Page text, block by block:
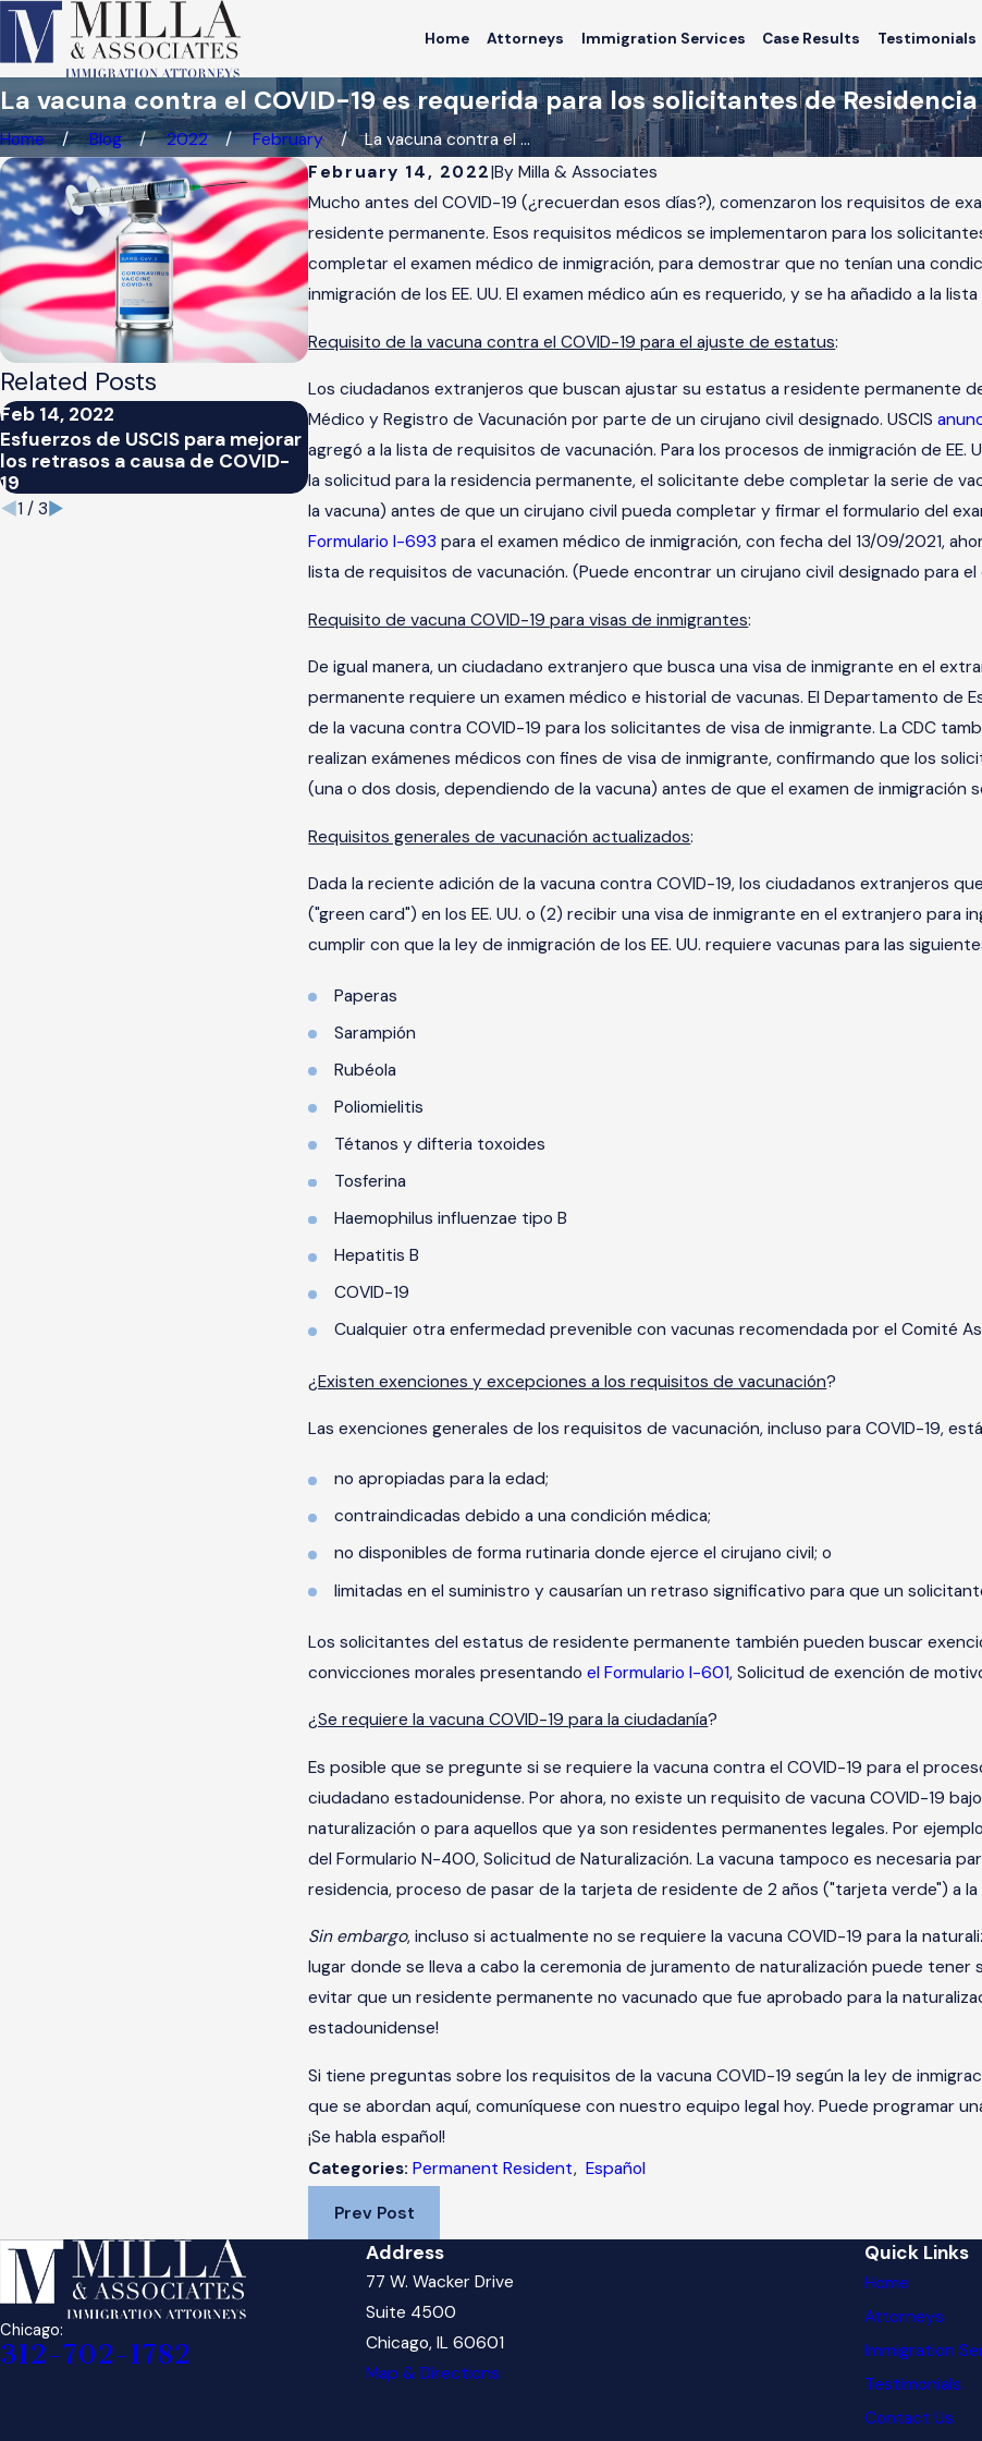
Home Attorneys Immigration Services Case Results Testimonials
La vacuna contra el COVID-19 es requerida para los solicitantes de
Home Blog 2022 February
La vacuna contra el ...
February 14, 2022|By Milla & Associates
Mucho antes del COVID-19 (¿recuerdan esos días?), comenzaron los requisitos de
residente permanente. Esos requisitos médicos se implementaron para los
completar el examen médico de inmigración, para demostrar que no tenían una
inmigración de los EE. UU. El examen médico aún es requerido, y se ha añadido a la
Requisito de la vacuna contra el COVID-19 para el ajuste de estatus:
Los ciudadanos extranjeros que buscan ajustar su estatus a residente permanente
Médico y Registro de Vacunación por parte de un cirujano civil designado. USCIS
agregó a la lista de requisitos de vacunación. Para los procesos de inmigración de
la solicitud para la residencia permanente, el solicitante debe completar la serie de
la vacuna) antes de que un cirujano civil pueda completar y firmar el formulario del
Formulario I-693 para el examen médico de inmigración, con fecha del 13/09/2021,
lista de requisitos de vacunación. (Puede encontrar un cirujano civil designado para
Requisito de vacuna COVID-19 para visas de inmigrantes:
De igual manera, un ciudadano extranjero que busca una visa de inmigrante en el
permanente requiere un examen médico e historial de vacunas. El Departamento de
de la vacuna contra COVID-19 para los solicitantes de visa de inmigrante. La CDC
realizan exámenes médicos con fines de visa de inmigrante, confirmando que los
(una o dos dosis, dependiendo de la vacuna) antes de que el examen de inmigración
Requisitos generales de vacunación actualizados:
Dada la reciente adición de la vacuna contra COVID-19, los ciudadanos extranjeros
("green card") en los EE. UU. o (2) recibir una visa de inmigrante en el extranjero para
cumplir con que la ley de inmigración de los EE. UU. requiere vacunas para las
Paperas
Sarampión
Rubéola
Poliomielitis
Tétanos y difteria toxoides
Tosferina
Haemophilus influenzae tipo B
Hepatitis B
COVID-19
Cualquier otra enfermedad prevenible con vacunas recomendada por el Comité
¿Existen exenciones y excepciones a los requisitos de vacunación?
Las exenciones generales de los requisitos de vacunación, incluso para COVID-19,
no apropiadas para la edad;
contraindicadas debido a una condición médica;
no disponibles de forma rutinaria donde ejerce el cirujano civil; o
limitadas en el suministro y causarían un retraso significativo para que un
Los solicitantes del estatus de residente permanente también pueden buscar
convicciones morales presentandoel Formulario I-601, Solicitud de exención de
¿Se requiere la vacuna COVID-19 para la ciudadanía?
Es posible que se pregunte si se requiere la vacuna contra el COVID-19 para el
ciudadano estadounidense. Por ahora, no existe un requisito de vacuna COVID-19
naturalización o para aquellos que ya son residentes permanentes legales. Por
del Formulario N-400, Solicitud de Naturalización. La vacuna tampoco es necesaria
residencia, proceso de pasar de la tarjeta de residente de 2 años ("tarjeta verde") a
Sin embargo, incluso si actualmente no se requiere la vacuna COVID-19 para la
lugar donde se lleva a cabo la ceremonia de juramento de naturalización puede tener
evitar que un residente permanente no vacunado que fue aprobado para la
estadounidense!
Si tiene preguntas sobre los requisitos de la vacuna COVID-19 según la ley de
que se abordan aquí, comuníquese con nuestro equipo legal hoy. Puede programar
¡Se habla español!
Categories:Permanent Resident,Español
Prev Post
Related Posts
Feb 14, 2022
Esfuerzos de USCIS para mejorar
los retrasos a causa de COVID-
19
Feb 11, 2022
COVID-19 Vaccine Required for
Permanent Residence Applicants
Nov 20, 2013
Immigration News: USCIS Issues
Memo on Visa Waiver Program;
TPS Sought for the Philippines
1 / 3
Chicago:
312-702-1782
Address
77 W. Wacker Drive
Suite 4500
Chicago, IL 60601
Map & Directions
Quick Links
Home
Attorneys
Immigration
Testimonials
Contact Us